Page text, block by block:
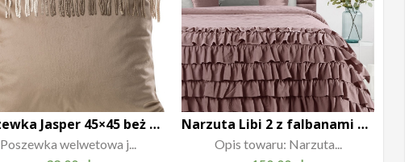
Poszewka Jasper 45×45 beż szampan
Poszewka welwetowa j...
Narzuta Libi 2 z falbanami brudny róż
Opis towaru: Narzuta...